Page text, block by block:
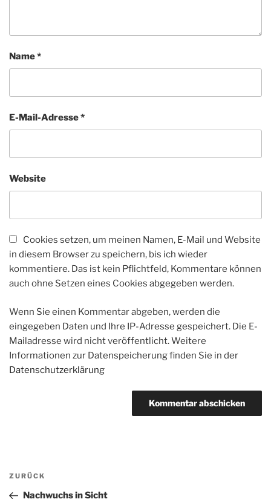
Name*
E-Mail-Adresse*
Website
Cookies setzen, um meinen Namen, E-Mail und Website
in diesem Browser zu speichern, bis ich wieder
kommentiere. Das ist kein Pflichtfeld, Kommentare können
auch ohne Setzen eines Cookies abgegeben werden.
Wenn Sie einen Kommentar abgeben, werden die
eingegeben Daten und Ihre IP-Adresse gespeichert. Die E-
Mailadresse wird nicht veröffentlicht. Weitere
Informationen zur Datenspeicherung finden Sie in der
Datenschutzerklärung
Beitragsnavigation
Vorheriger
Beitrag
ZURÜCK
Nachwuchs in Sicht